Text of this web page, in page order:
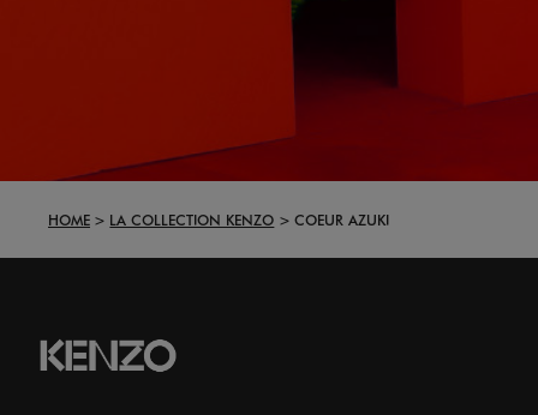
HOME LA COLLECTION KENZO COEUR AZUKI